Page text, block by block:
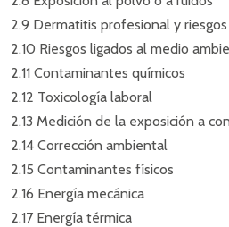
2.9 Dermatitis profesional y
2.10 Riesgos ligados al medio
2.11 Contaminantes químicos
2.12 Toxicología laboral
2.13 Medición de la exposición a
2.14 Corrección ambiental
2.15 Contaminantes físicos
2.16 Energía mecánica
2.17 Energía térmica